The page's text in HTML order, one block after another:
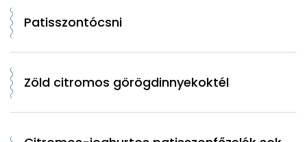
Patisszontócsni
Zöld citromos görögdinnyekoktél